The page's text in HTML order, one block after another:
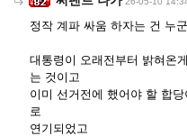
정작 계파 싸움 하자는 건 누
대통령이 오래전부터 밝혀온
는 것이고
이미 선거전에 했어야 할 합
로
연기되었고